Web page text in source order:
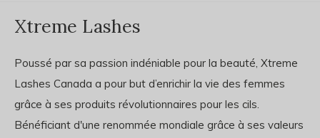
Xtreme Lashes
Poussé par sa passion indéniable pour la beauté, Xtreme
Lashes Canada a pour but d’enrichir la vie des femmes
grâce à ses produits révolutionnaires pour les cils.
Bénéficiant d'une renommée mondiale grâce à ses valeurs